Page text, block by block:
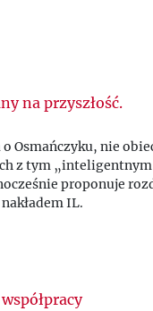
na przyszłość.
Osmańczyku, nie
z tym
proponuje
IL.